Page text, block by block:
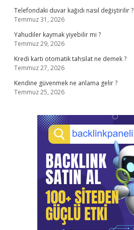
Telefondaki duvar kağıdı nasıl değiştirilir ?
Temmuz 31, 2026
Yahudiler kaymak yiyebilir mi ?
Temmuz 29, 2026
Kredi kartı otomatik tahsilat ne demek ?
Temmuz 27, 2026
Kendine güvenmek ne anlama gelir ?
Temmuz 25, 2026